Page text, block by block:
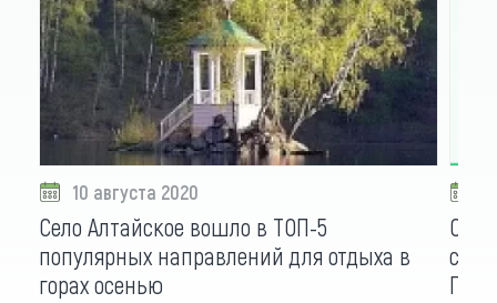
10 августа 2020
Село Алтайское вошло в ТОП-5
популярных направлений для отдыха в
горах осенью